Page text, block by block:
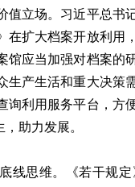
立场。习近平总书
在扩大档案开放利用
馆应当加强对档案的
生产生活和重大决策
询利用服务平台，方
助力发展。
思维。《若干规定